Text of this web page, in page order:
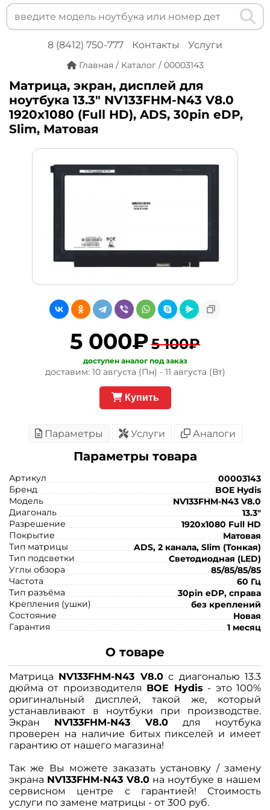
8 (8412) 750-777 Контакты Услуги
Главная / Каталог / 00003143
Матрица, экран, дисплей для
ноутбука 13.3" NV133FHM-N43 V8.0
1920x1080 (Full HD), ADS, 30pin eDP,
Slim, Матовая
5 000₽5 100₽
доступен аналог под заказ
доставим: 10 августа (Пн) - 11 августа (Вт)
Купить
Параметры Услуги Аналоги
Параметры товара
Артикул
00003143
Бренд
BOE Hydis
Модель
NV133FHM-N43 V8.0
Диагональ
13.3"
Разрешение
1920x1080 Full HD
Покрытие
Матовая
Тип матрицы
ADS, 2 канала, Slim (Тонкая)
Тип подсветки
Светодиодная (LED)
Углы обзора
85/85/85/85
Частота
60 Гц
Тип разъёма
30pin eDP, справа
Крепления (ушки)
без креплений
Состояние
Новая
Гарантия
1 месяц
О товаре
Матрица NV133FHM-N43 V8.0с диагональю 13.3
дюйма от производителя BOE Hydis - это 100%
оригинальный дисплей, такой же, который
устанавливают в ноутбуки при производстве.
Экран NV133FHM-N43 V8.0 для ноутбука
проверен на наличие битых пикселей и имеет
гарантию от нашего магазина!
Так же Вы можете заказать установку / замену
экрана NV133FHM-N43 V8.0 на ноутбуке в нашем
сервисном центре с гарантией! Стоимость
услуги по замене матрицы - от 300 руб.